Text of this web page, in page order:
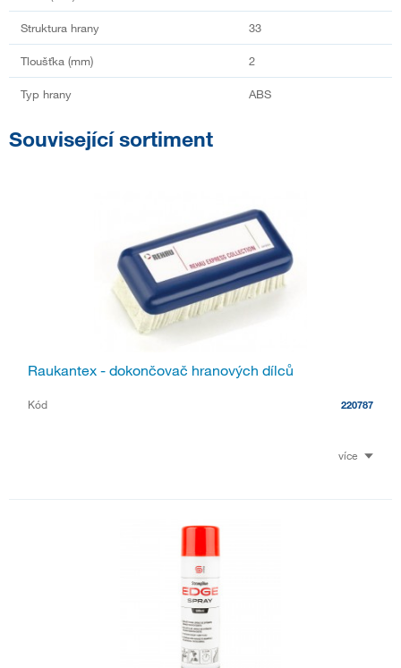
Struktura hrany 33
Tloušťka (mm) 2
Typ hrany ABS
Související sortiment
Raukantex - dokončovač hranových dílců
Kód 220787
více